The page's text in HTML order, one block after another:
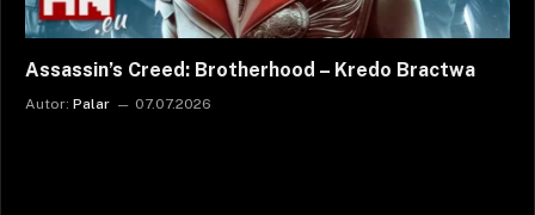
Assassin’s Creed: Brotherhood – Kredo Bractwa
Autor: Palar 07.07.2026